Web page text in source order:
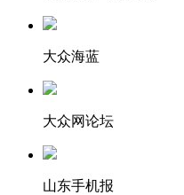
大众海蓝
大众网论坛
山东手机报